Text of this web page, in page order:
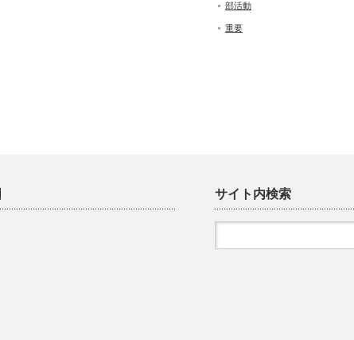
部活動
重要
サイト内検索